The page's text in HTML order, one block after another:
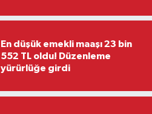
En düşük emekli maaşı 23 bin
552 TL oldu! Düzenleme
yürürlüğe girdi